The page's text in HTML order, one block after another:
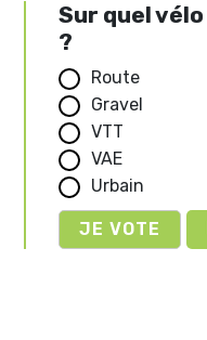
Sur quel
?
Route
Gravel
VTT
VAE
Urbain